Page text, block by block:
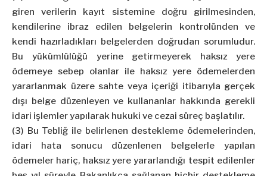
giren verilerin kayıt sistemine doğru girilmesinden,
kendilerine ibraz edilen belgelerin kontrolünden ve
kendi hazırladıkları belgelerden doğrudan sorumludur.
Bu yükümlülüğü yerine getirmeyerek haksız yere
ödemeye sebep olanlar ile haksız yere ödemelerden
yararlanmak üzere sahte veya içeriği itibarıyla gerçek
dışı belge düzenleyen ve kullananlar hakkında gerekli
idari işlemler yapılarak hukuki ve cezai süreç başlatılır.
(3) Bu Tebliğ ile belirlenen destekleme ödemelerinden,
idari hata sonucu düzenlenen belgelerle yapılan
ödemeler hariç, haksız yere yararlandığı tespit edilenler